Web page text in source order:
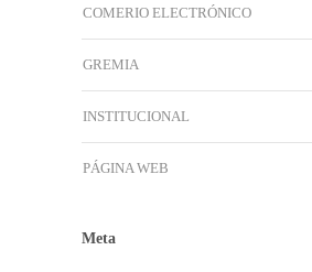
COMERIO ELECTRÓNICO
GREMIA
INSTITUCIONAL
PÁGINA WEB
Meta